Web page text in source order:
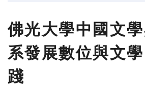
佛光大學中國文
系發展數位與文
踐